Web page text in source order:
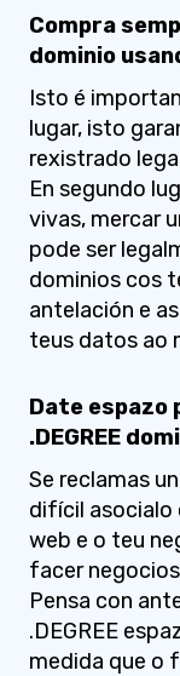
Compra
dominio
Isto é
lugar, isto
rexistrado
En segundo
vivas, mercar
pode ser
dominios cos
antelación e
teus datos ao
Date espazo
.DEGREE
Se reclamas
difícil asocialo
web e o teu
facer
Pensa con
.DEGREE
medida que o